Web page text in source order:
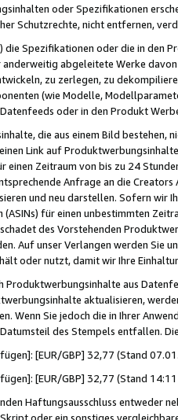
oder Spezifikationen
Schutzrechte, nicht entfernen,
die Spezifikationen oder die in
abgeleitete Werke
zu zerlegen, zu
(wie Modelle,
Datenfeeds oder in den Produkt
die aus einem Bild bestehen,
Link auf
einen Zeitraum von bis zu 24
Anfrage an die
und neu darstellen. Sofern wir
für einen unbestimmten
des Vorstehenden
Auf unser Verlangen werden Sie
oder nutzt, damit wir Ihre
Produktwerbungsinhalte aus
aktualisieren,
Wenn Sie jedoch die in Ihrer
des Stempels entfallen.
[EUR/GBP] 32,77 (Stand
[EUR/GBP] 32,77 (Stand
Haftungsausschluss entweder
oder ein sonstiges